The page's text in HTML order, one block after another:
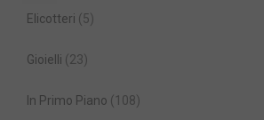
Elicotteri (5)
Gioielli (23)
In Primo Piano (108)